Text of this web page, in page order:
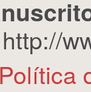
http://
Política